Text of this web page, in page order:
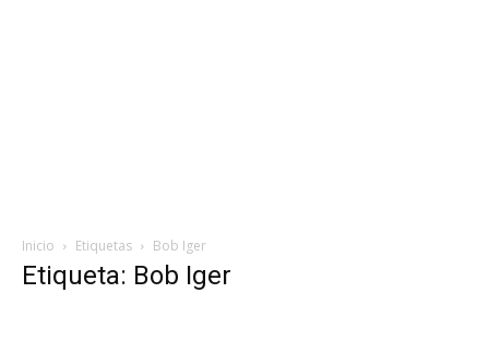
Inicio Etiquetas Bob Iger
Etiqueta: Bob Iger